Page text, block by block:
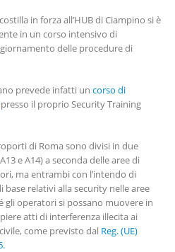
in forza all’HUB di Ciampino si è
in un corso intensivo di
delle procedure di
prevede infatti un corso di
presso il proprio Security Training
di Roma sono divisi in due
e A14) a seconda delle aree di
ma entrambi con l’intendo di
base relativi alla security nelle aree
gli operatori si possano muovere in
atti di interferenza illecita ai
come previsto dal Reg. (UE)